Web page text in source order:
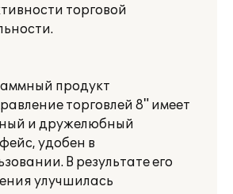
торговой
продукт
торговлей 8" имеет
и дружелюбный
удобен в
В результате его
улучшилась